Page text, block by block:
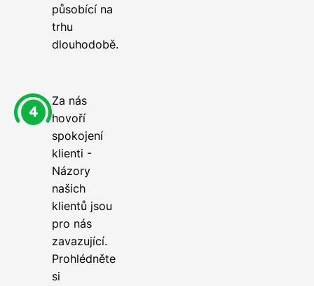
působící na
trhu
dlouhodobě.
Za nás
hovoří
spokojení
klienti -
Názory
našich
klientů jsou
pro nás
zavazující.
Prohlédněte
si